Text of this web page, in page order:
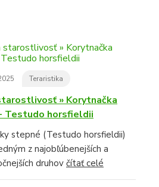
Teraristika
» Korytnačka
Testudo horsfieldii
stepné (Testudo horsfieldii)
z najobľúbenejších a
druhovčítať celé